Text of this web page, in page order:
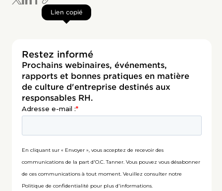
Lien copié
Restez informé
Prochains webinaires, événements,
rapports et bonnes pratiques en matière
de culture d'entreprise destinés aux
responsables RH.